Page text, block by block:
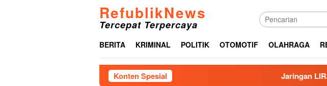
RefublikNews
Tercepat Terpercaya
BERITA KRIMINAL POLITIK OTOMOTIF OLAHRAGA
Konten Spesial Jaringan LIRA Jadi